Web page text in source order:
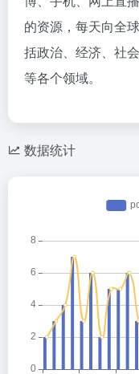
的资源，每天向全
括政治、经济、社
等各个领域。
数据统计